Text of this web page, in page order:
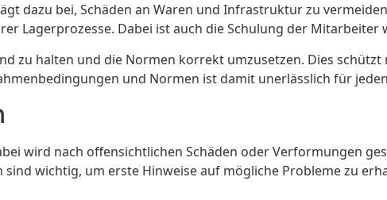
dazu bei, Schäden an Waren und Infrastruktur zu
Lagerprozesse. Dabei ist auch die Schulung der Mitarbeiter
zu halten und die Normen korrekt umzusetzen. Dies
und Normen ist damit unerlässlich für
wird nach offensichtlichen Schäden oder Verformungen
wichtig, um erste Hinweise auf mögliche Probleme zu